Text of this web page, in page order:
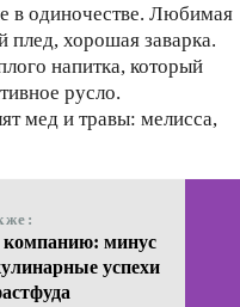
в одиночестве. Любимая
хорошая заварка.
напитка, который
русло.
мед и травы: мелисса,
компанию: минус
успехи